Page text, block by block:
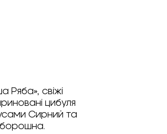
Ряба», свіжі
цибуля
Сирний та
борошна.